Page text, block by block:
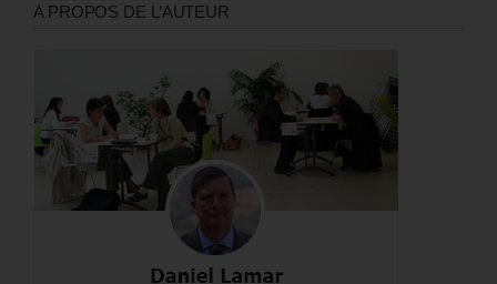
A PROPOS DE L’AUTEUR